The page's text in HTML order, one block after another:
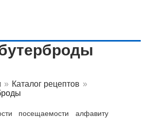
» Каталог рецептов »
посещаемости алфавиту